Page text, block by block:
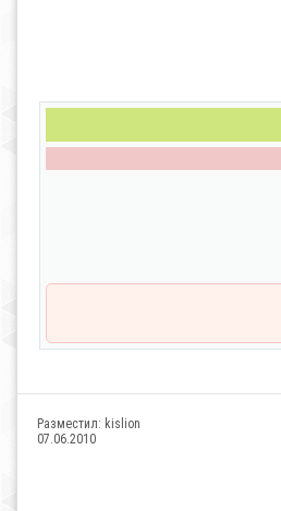
Разместил: kislion
07.06.2010